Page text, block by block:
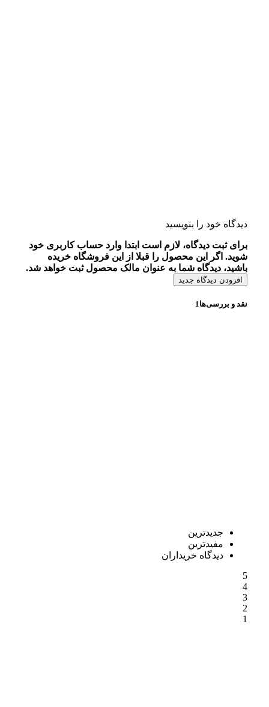
دیدگاه خود را بنویسید
برای ثبت دیدگاه، لازم است ابتدا وارد حساب کاربری خود
شوید. اگر این محصول را قبلا از این فروشگاه خریده
باشید، دیدگاه شما به عنوان مالک محصول ثبت خواهد شد.
افزودن دیدگاه جدید
نقد و بررسی‌ها 1
جدیدترین
مفیدترین
دیدگاه خریداران
5
4
3
2
1